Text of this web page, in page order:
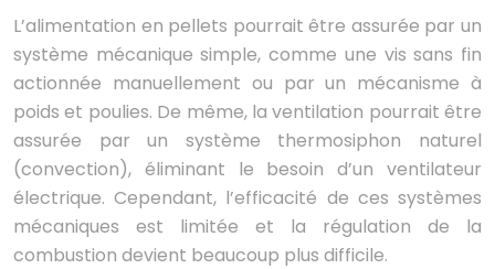
L’alimentation en pellets pourrait être assurée par un
système mécanique simple, comme une vis sans fin
actionnée manuellement ou par un mécanisme à
poids et poulies. De même, la ventilation pourrait être
assurée par un système thermosiphon naturel
(convection), éliminant le besoin d’un ventilateur
électrique. Cependant, l’efficacité de ces systèmes
mécaniques est limitée et la régulation de la
combustion devient beaucoup plus difficile.